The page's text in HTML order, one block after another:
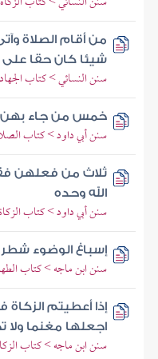
من أقام الصلاة
شيئا كان حقا على
سنن النسائي > كتاب
خمس من جاء بهن
سنن أبي داود > كتاب
ثلاث من فعلهن
الله وحده
سنن أبي داود > كتاب
إسباغ الوضوء شطر
سنن ابن ماجه > كتاب
إذا أعطيتم الزكاة
اجعلها مغنما ولا
سنن ابن ماجه > كتاب